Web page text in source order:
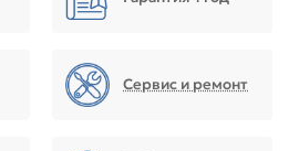
Сервис и ремонт